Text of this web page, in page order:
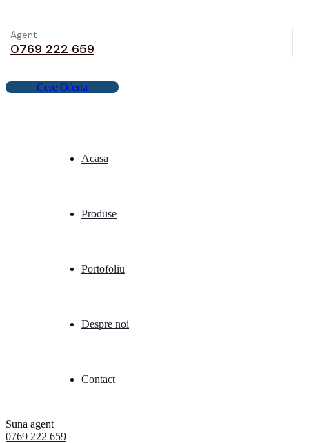
Agent
0769 222 659
Cere Oferta
Acasa
Produse
Portofoliu
Despre noi
Contact
Suna agent
0769 222 659